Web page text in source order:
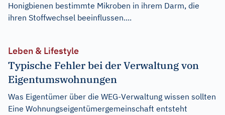
Honigbienen bestimmte Mikroben in ihrem Darm, die
ihren Stoffwechsel beeinflussen....
Leben & Lifestyle
Typische Fehler bei der Verwaltung von
Eigentumswohnungen
Was Eigentümer über die WEG-Verwaltung wissen sollten
Eine Wohnungseigentümergemeinschaft entsteht